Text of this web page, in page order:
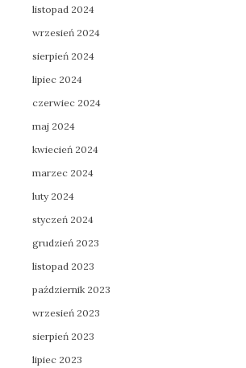
listopad 2024
wrzesień 2024
sierpień 2024
lipiec 2024
czerwiec 2024
maj 2024
kwiecień 2024
marzec 2024
luty 2024
styczeń 2024
grudzień 2023
listopad 2023
październik 2023
wrzesień 2023
sierpień 2023
lipiec 2023